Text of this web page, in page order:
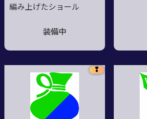
編み上げたショール
装備中
❢